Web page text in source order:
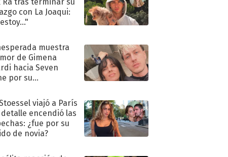
con La Joaqui:
muestra
de Gimena
hacia Seven
por su
viajó a París
encendió las
¿fue por su
de novia?